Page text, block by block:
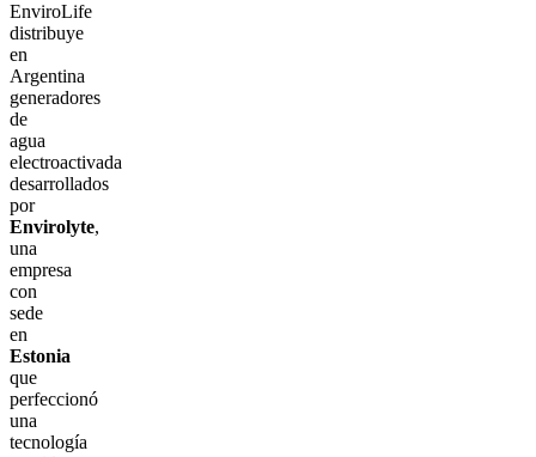
EnviroLife
distribuye
en
Argentina
generadores
de
agua
electroactivada
desarrollados
por
Envirolyte,
una
empresa
con
sede
en
Estonia
que
perfeccionó
una
tecnología